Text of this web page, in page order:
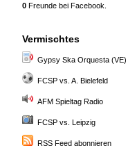
0 Freunde bei Facebook.
Vermischtes
Gypsy Ska Orquesta (VE)
FCSP vs. A. Bielefeld
AFM Spieltag Radio
FCSP vs. Leipzig
RSS Feed abonnieren